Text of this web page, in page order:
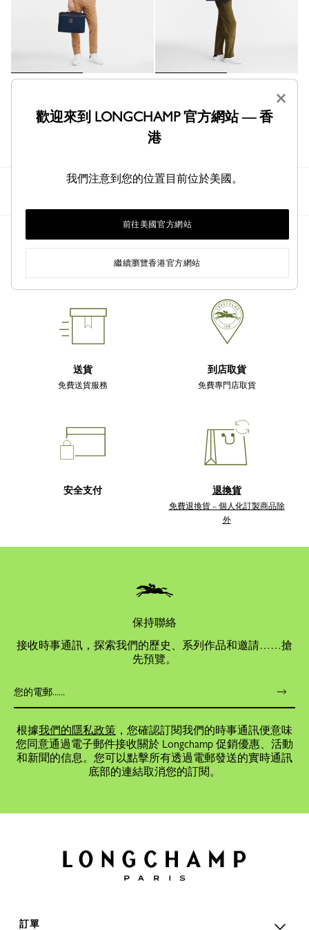
HK$1,050.00
HK$2,800.00
送貨
免費送貨服務
到店取貨
免費專門店取貨
安全支付 退換貨
免費退換貨 – 個人化訂製商品除
外
保持聯絡
接收時事通訊，探索我們的歷史、系列作品和邀請……搶
先預覽。
根據我們的隱私政策 ，您確認訂閱我們的時事通訊便意味
您同意通過電子郵件接收關於 Longchamp 促銷優惠、活動
和新聞的信息。您可以點擊所有透過電郵發送的實時通訊
底部的連結取消您的訂閱。
訂單
×
歡迎來到 LONGCHAMP 官方網站 — 香
港
我們注意到您的位置目前位於美國。
前往美國官方網站
繼續瀏覽香港官方網站